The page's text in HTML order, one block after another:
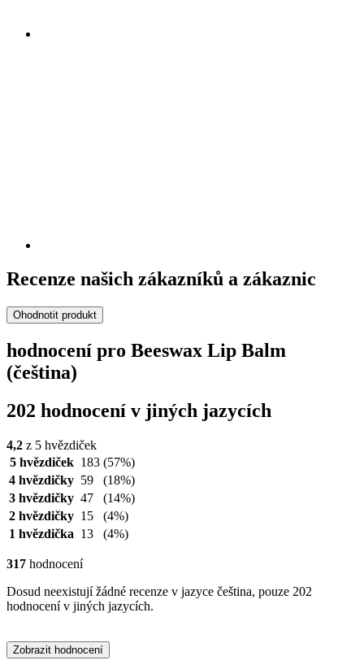
Recenze našich zákazníků a zákaznic
Ohodnotit produkt
hodnocení pro Beeswax Lip Balm
(čeština)
202 hodnocení v jiných jazycích
4,2 z 5 hvězdiček
5 hvězdiček 183 (57%)
4 hvězdičky 59
(18%)
3 hvězdičky 47
(14%)
2 hvězdičky 15
(4%)
1 hvězdička 13 (4%)
317 hodnocení
Dosud neexistují žádné recenze v jazyce čeština, pouze 202
hodnocení v jiných jazycích.
Zobrazit hodnocení